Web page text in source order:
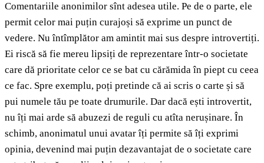
Comentariile anonimilor sînt adesea utile. Pe de o parte, ele
permit celor mai puțin curajoși să exprime un punct de
vedere. Nu întîmplător am amintit mai sus despre introvertiți.
Ei riscă să fie mereu lipsiți de reprezentare într-o societate
care dă prioritate celor ce se bat cu cărămida în piept cu ceea
ce fac. Spre exemplu, poți pretinde că ai scris o carte și să
pui numele tău pe toate drumurile. Dar dacă ești introvertit,
nu îți mai arde să abuzezi de reguli cu atîta nerușinare. În
schimb, anonimatul unui avatar îți permite să îți exprimi
opinia, devenind mai puțin dezavantajat de o societate care